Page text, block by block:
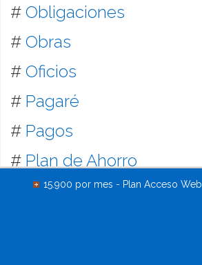
15.900 por mes - Plan Acceso Web
# Obligaciones
# Obras
# Oficios
# Pagaré
# Pagos
# Plan de Ahorro
Penal